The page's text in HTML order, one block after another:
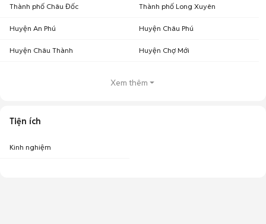
Thành phố Châu Đốc Thành phố Long Xuyên
Huyện An Phú Huyện Châu Phú
Huyện Châu Thành Huyện Chợ Mới
Xem thêm
Tiện ích
Kinh nghiệm